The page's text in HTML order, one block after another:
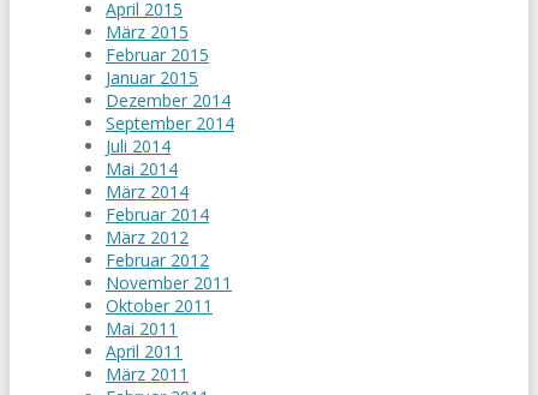
April 2015
März 2015
Februar 2015
Januar 2015
Dezember 2014
September 2014
Juli 2014
Mai 2014
März 2014
Februar 2014
März 2012
Februar 2012
November 2011
Oktober 2011
Mai 2011
April 2011
März 2011